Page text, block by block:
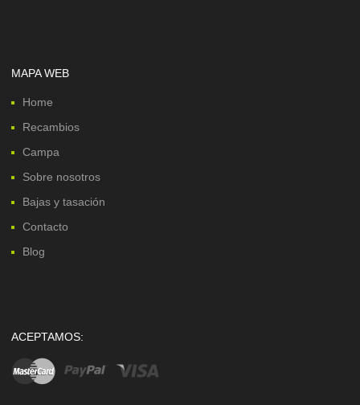
MAPA WEB
Home
Recambios
Campa
Sobre nosotros
Bajas y tasación
Contacto
Blog
ACEPTAMOS: